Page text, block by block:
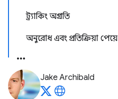
ট্র্যাকিং অগ্রগতি
অনুরোধ এবং প্রতিক্রিয়া পেয়ে
Jake Archibald